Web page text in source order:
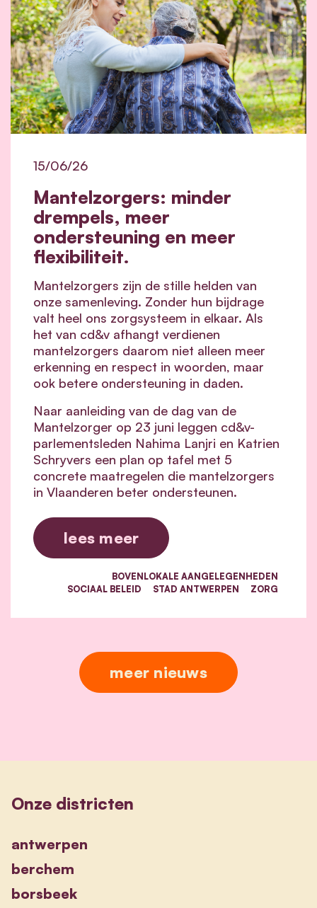
Mantelzorgers: minder
drempels, meer
ondersteuning en meer
flexibiliteit.
15/06/26
Mantelzorgers zijn de stille helden van
onze samenleving. Zonder hun bijdrage
valt heel ons zorgsysteem in elkaar. Als
het van cd&v afhangt verdienen
mantelzorgers daarom niet alleen meer
erkenning en respect in woorden, maar
ook betere ondersteuning in daden.
Naar aanleiding van de dag van de
Mantelzorger op 23 juni leggen cd&v-
parlementsleden Nahima Lanjri en Katrien
Schryvers een plan op tafel met 5
concrete maatregelen die mantelzorgers
in Vlaanderen beter ondersteunen.
lees meer
BOVENLOKALE AANGELEGENHEDEN
SOCIAAL BELEID
STAD ANTWERPEN ZORG
meer nieuws
Onze districten
antwerpen
berchem
borsbeek